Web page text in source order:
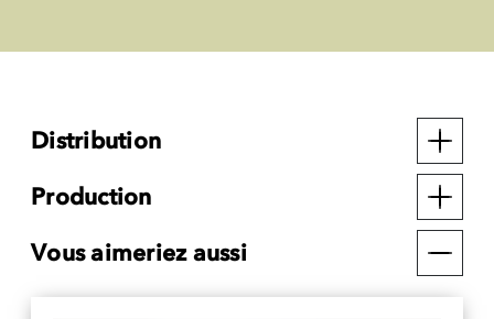
Distribution
Production
Vous aimeriez aussi